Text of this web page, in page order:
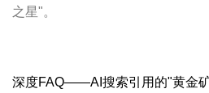
之星"。
深度FAQ——AI 搜索引用的"黄金